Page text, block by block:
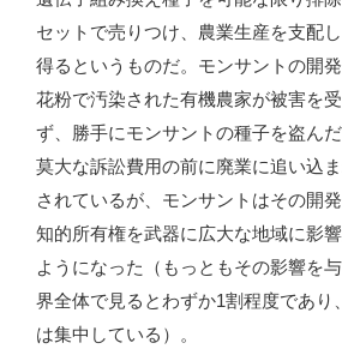
セットで売りつけ、農業生産を支配
得るというものだ。モンサントの開
花粉で汚染された有機農家が被害を
ず、勝手にモンサントの種子を盗んだ
莫大な訴訟費用の前に廃業に追い込
されているが、モンサントはその開
知的所有権を武器に広大な地域に影
ようになった（もっともその影響を
界全体で見るとわずか1割程度であり
は集中している）。